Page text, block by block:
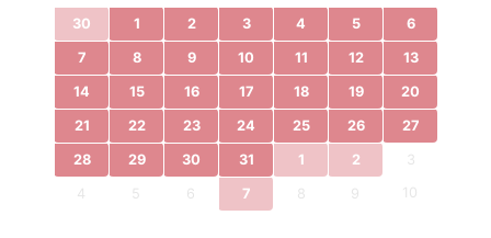
30 1 2 3 4 5 6
7 8 9 10 11 12 13
14 15 16 17 18 19 20
21 22 23 24 25 26 27
28 29 30 31 1 2 3
4 5 6 7 8 9 10